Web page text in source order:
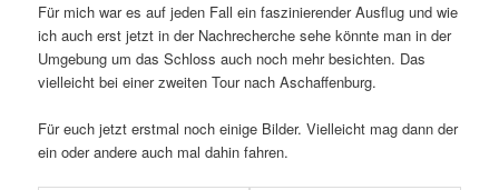
Für mich war es auf jeden Fall ein faszinierender Ausflug und wie
ich auch erst jetzt in der Nachrecherche sehe könnte man in der
Umgebung um das Schloss auch noch mehr besichten. Das
vielleicht bei einer zweiten Tour nach Aschaffenburg.
Für euch jetzt erstmal noch einige Bilder. Vielleicht mag dann der
ein oder andere auch mal dahin fahren.